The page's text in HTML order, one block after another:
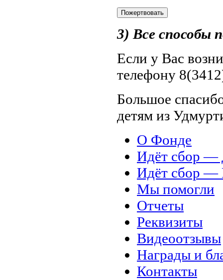
3) Все способы
Если у Вас
телефону
Большое
детям из
О Фонде
Идёт сбор
Идёт сбор
Мы помогли
Отчеты
Реквизиты
Видеоотзывы
Награды и
Контакты